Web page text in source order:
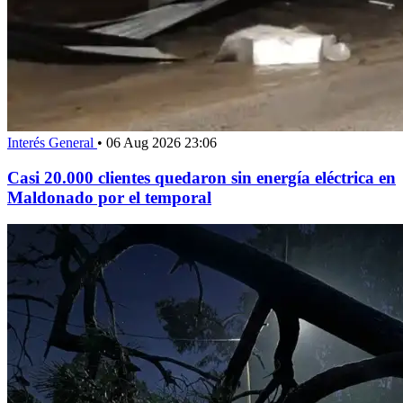
Interés General • 06 Aug 2026 23:06
Casi 20.000 clientes quedaron sin energía eléctrica en
Maldonado por el temporal